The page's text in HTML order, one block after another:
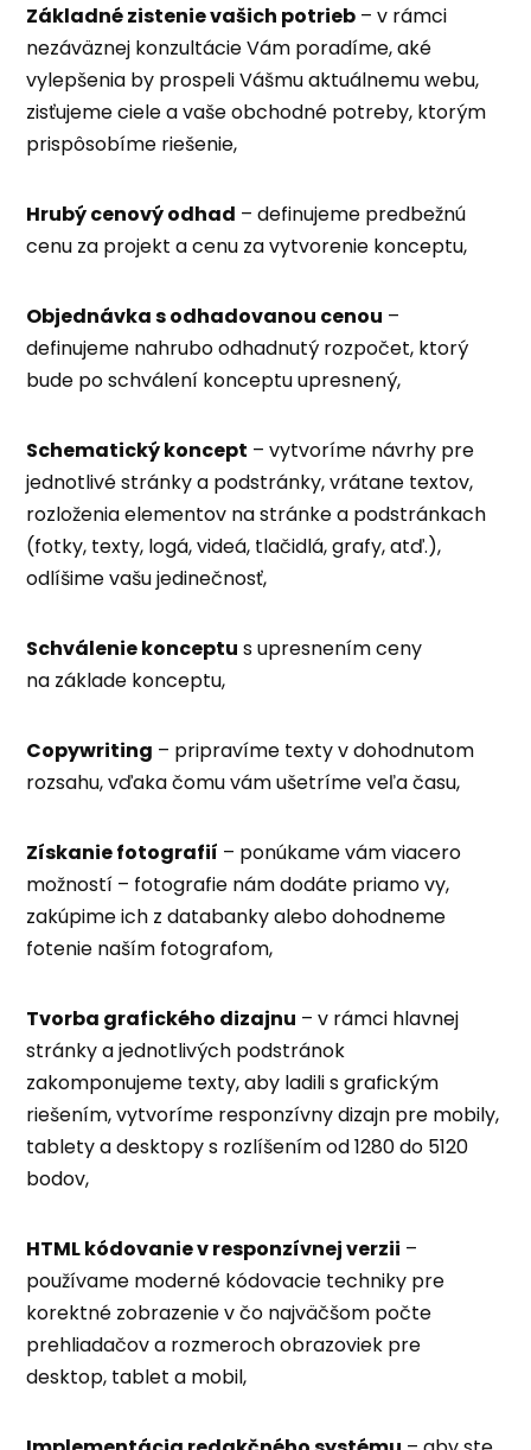
Základné zistenie vašich potrieb – v rámci
nezáväznej konzultácie Vám poradíme, aké
vylepšenia by prospeli Vášmu aktuálnemu webu,
zisťujeme ciele a vaše obchodné potreby, ktorým
prispôsobíme riešenie,
Hrubý cenový odhad – definujeme predbežnú
cenu za projekt a cenu za vytvorenie konceptu,
Objednávka s odhadovanou cenou –
definujeme nahrubo odhadnutý rozpočet, ktorý
bude po schválení konceptu upresnený,
Schematický koncept – vytvoríme návrhy pre
jednotlivé stránky a podstránky, vrátane textov,
rozloženia elementov na stránke a podstránkach
(fotky, texty, logá, videá, tlačidlá, grafy, atď.),
odlíšime vašu jedinečnosť,
Schválenie konceptu s upresnením ceny
na základe konceptu,
Copywriting – pripravíme texty v dohodnutom
rozsahu, vďaka čomu vám ušetríme veľa času,
Získanie fotografií – ponúkame vám viacero
možností – fotografie nám dodáte priamo vy,
zakúpime ich z databanky alebo dohodneme
fotenie naším fotografom,
Tvorba grafického dizajnu – v rámci hlavnej
stránky a jednotlivých podstránok
zakomponujeme texty, aby ladili s grafickým
riešením, vytvoríme responzívny dizajn pre mobily,
tablety a desktopy s rozlíšením od 1280 do 5120
bodov,
HTML kódovanie v responzívnej verzii –
používame moderné kódovacie techniky pre
korektné zobrazenie v čo najväčšom počte
prehliadačov a rozmeroch obrazoviek pre
desktop, tablet a mobil,